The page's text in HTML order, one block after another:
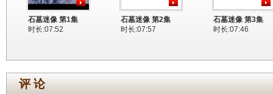
石墓迷像 第1集
时长:07:52
石墓迷像 第2集
时长:07:57
石墓迷像 第3集
时长:07:46
评 论